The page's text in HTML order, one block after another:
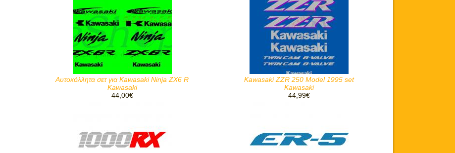
Αυτοκόλλητα σετ για Kawasaki Ninja ZX6 R
Kawasaki
44,00€
Kawasaki ZZR 250 Model 1995 set
Kawasaki
44,99€